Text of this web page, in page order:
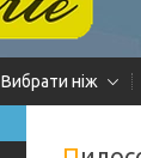
Вибрати ніж